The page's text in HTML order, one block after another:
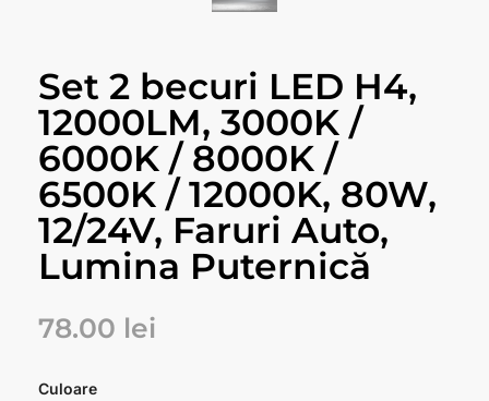
Set 2 becuri LED H4,
12000LM, 3000K /
6000K / 8000K /
6500K / 12000K, 80W,
12/24V, Faruri Auto,
Lumina Puternică
78.00 lei
Culoare